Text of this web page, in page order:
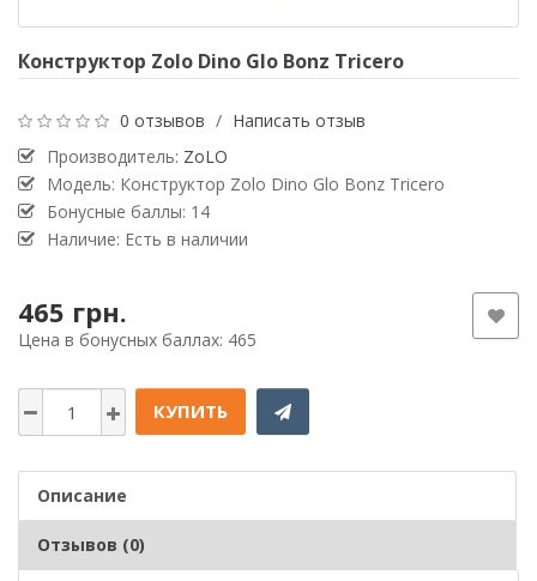
Конструктор Zolo Dino Glo Bonz Tricero
0 отзывов / Написать отзыв
Производитель: ZoLO
Модель: Конструктор Zolo Dino Glo Bonz Tricero
Бонусные баллы: 14
Наличие: Есть в наличии
465 грн.
Цена в бонусных баллах: 465
КУПИТЬ
Описание
Отзывов (0)